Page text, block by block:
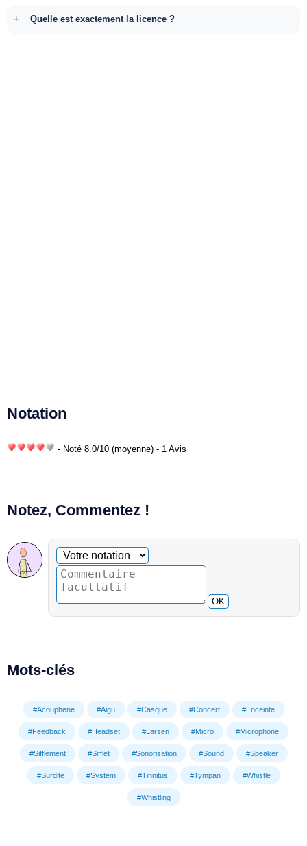
Quelle est exactement la licence ?
Notation
- Noté 8.0/10 (moyenne) - 1 Avis
Notez, Commentez !
Commentaire facultatif
Votre notation
OK
Mots-clés
#Acouphene #Aigu #Casque #Concert #Enceinte
#Feedback #Headset #Larsen #Micro #Microphone
#Sifflement #Sifflet #Sonorisation #Sound #Speaker
#Surdite #System #Tinnitus #Tympan #Whistle
#Whistling